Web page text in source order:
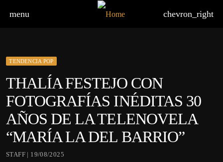
menu chevron_right
TENDENCIA POP
THALÍA FESTEJO CON
FOTOGRAFÍAS INÉDITAS 30
AÑOS DE LA TELENOVELA
“MARÍA LA DEL BARRIO”
STAFF | 19/08/2025